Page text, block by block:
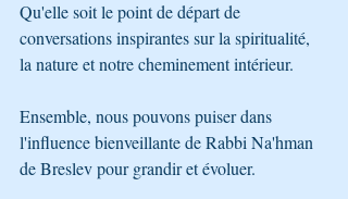
Qu'elle soit le point de départ de
conversations inspirantes sur la spiritualité,
la nature et notre cheminement intérieur.
Ensemble, nous pouvons puiser dans
l'influence bienveillante de Rabbi Na'hman
de Breslev pour grandir et évoluer.